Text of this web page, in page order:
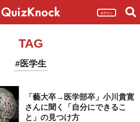
ログイン
TAG
#医学生
「藝大卒→医学部卒」小川貴寛
さんに聞く「自分にできるこ
と」の見つけ方